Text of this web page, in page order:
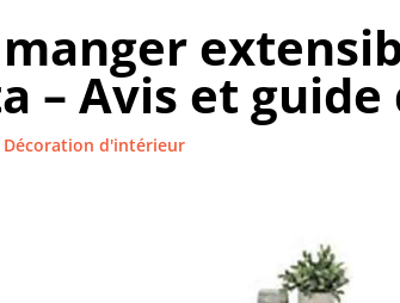
– Avis et guide
Décoration d'intérieur